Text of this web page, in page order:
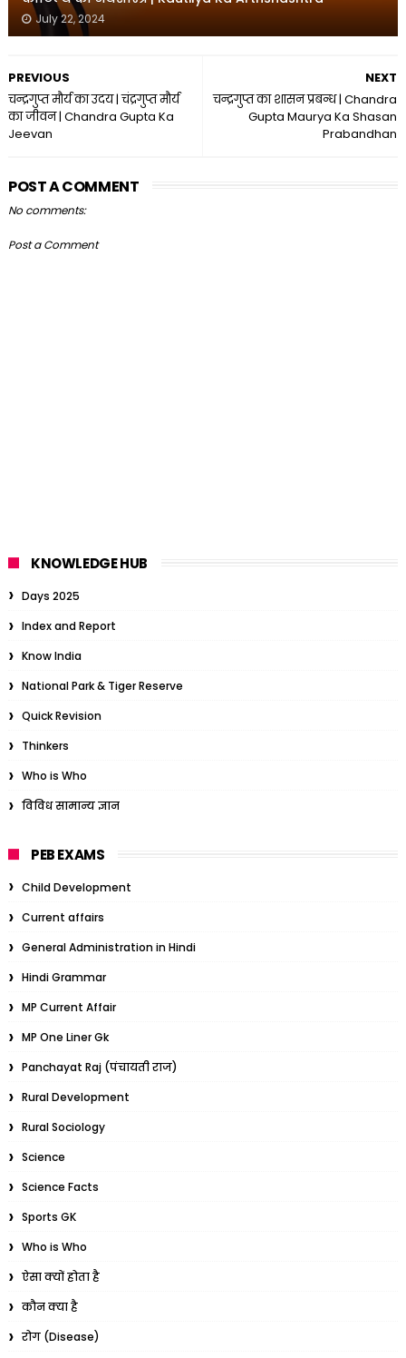
July 22, 2024
NEXT
चन्द्रगुप्त का शासन प्रबन्ध | Chandra
Gupta Maurya Ka Shasan
Prabandhan
PREVIOUS
चन्द्रगुप्त मौर्य का उदय | चंद्रगुप्त मौर्य
का जीवन | Chandra Gupta Ka
Jeevan
POST A COMMENT
No comments:
Post a Comment
KNOWLEDGE HUB
Days 2025
Index and Report
Know India
National Park & Tiger Reserve
Quick Revision
Thinkers
Who is Who
विविध सामान्य ज्ञान
PEB EXAMS
Child Development
Current affairs
General Administration in Hindi
Hindi Grammar
MP Current Affair
MP One Liner Gk
Panchayat Raj (पंचायती राज)
Rural Development
Rural Sociology
Science
Science Facts
Sports GK
Who is Who
ऐसा क्यों होता है
कौन क्या है
रोग (Disease)